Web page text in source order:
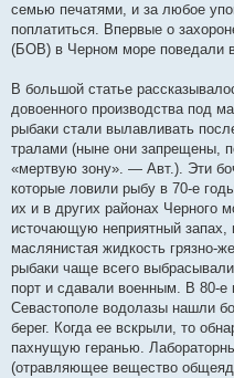
семью печатями, и за любое
поплатиться. Впервые о
(БОВ) в Черном море поведали в
В большой статье
довоенного производства под
рыбаки стали вылавливать
тралами (ныне они запрещены,
«мертвую зону». — Авт.). Эти
которые ловили рыбу в 70-е
их и в других районах Черного
источающую неприятный запах,
маслянистая жидкость грязно-
рыбаки чаще всего
порт и сдавали военным. В 80-е
Севастополе водолазы нашли
берег. Когда ее вскрыли, то
пахнущую геранью.
(отравляющее вещество